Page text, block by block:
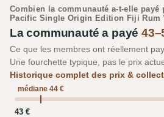
Combien la communauté a-t-elle payé
Pacific Single Origin Edition Fiji Rum
La communauté a payé
Ce que les membres ont réellement
Une fourchette typique, pas le prix
Historique complet des prix &
médiane 44 €
43 €